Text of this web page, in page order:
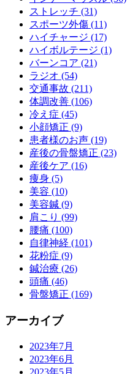
ストレッチ (31)
スポーツ外傷 (11)
ハイチャージ (17)
ハイボルテージ (1)
バーンコア (21)
ラジオ (54)
交通事故 (211)
体調改善 (106)
冷え症 (45)
小顔矯正 (9)
患者様のお声 (19)
産後の骨盤矯正 (23)
産後ケア (16)
痩身 (5)
美容 (10)
美容鍼 (9)
肩こり (99)
腰痛 (100)
自律神経 (101)
花粉症 (9)
鍼治療 (26)
頭痛 (46)
骨盤矯正 (169)
アーカイブ
2023年7月
2023年6月
2023年5月